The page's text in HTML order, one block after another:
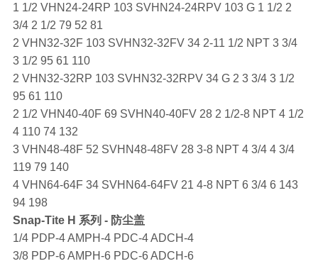
1 1/2 VHN24-24RP 103 SVHN24-24RPV 103 G 1 1/2 2
3/4 2 1/2 79 52 81
2 VHN32-32F 103 SVHN32-32FV 34 2-11 1/2 NPT 3 3/4
3 1/2 95 61 110
2 VHN32-32RP 103 SVHN32-32RPV 34 G 2 3 3/4 3 1/2
95 61 110
2 1/2 VHN40-40F 69 SVHN40-40FV 28 2 1/2-8 NPT 4 1/2
4 110 74 132
3 VHN48-48F 52 SVHN48-48FV 28 3-8 NPT 4 3/4 4 3/4
119 79 140
4 VHN64-64F 34 SVHN64-64FV 21 4-8 NPT 6 3/4 6 143
94 198
Snap-Tite H 系列 - 防尘盖
1/4 PDP-4 AMPH-4 PDC-4 ADCH-4
3/8 PDP-6 AMPH-6 PDC-6 ADCH-6